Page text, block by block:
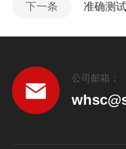
下一条 准确测
公司邮箱：